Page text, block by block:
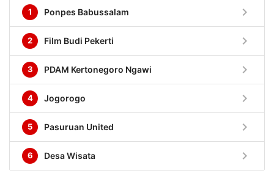
1 Ponpes Babussalam chevron_right
2 Film Budi Pekerti chevron_right
3 PDAM Kertonegoro Ngawi chevron_right
4 Jogorogo chevron_right
5 Pasuruan United chevron_right
6 Desa Wisata chevron_right